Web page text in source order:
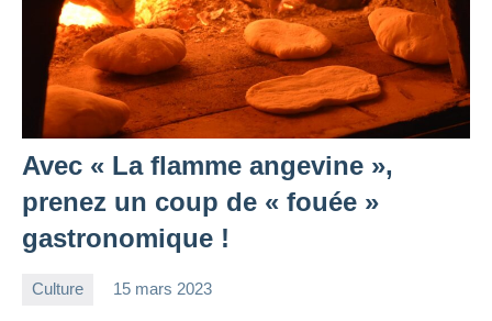
Avec « La flamme angevine »,
prenez un coup de « fouée »
gastronomique !
Culture 15 mars 2023